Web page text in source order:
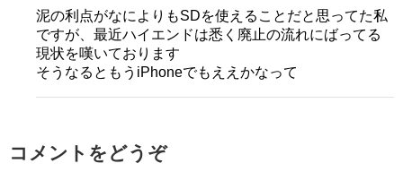
泥の利点がなによりもSDを使えることだと思ってた私
ですが、最近ハイエンドは悉く廃止の流れにばってる
現状を嘆いております
そうなるともうiPhoneでもええかなって
コメントをどうぞ